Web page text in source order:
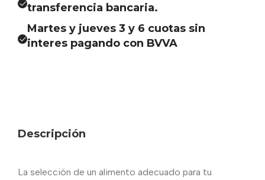
transferencia bancaria.
Martes y jueves 3 y 6 cuotas sin
interes pagando con BVVA
Descripción
La selección de un alimento adecuado para tu